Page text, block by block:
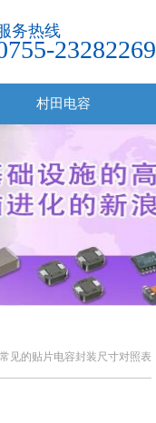
务热线
23282269
村田电容
常见的贴片电容封装尺寸对照表